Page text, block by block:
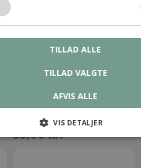
STIHL Tanklåg (olie)
93,00 kr.
TILLAD VALGTE
TILLAD ALLE
AFVIS ALLE
VIS DETALJER